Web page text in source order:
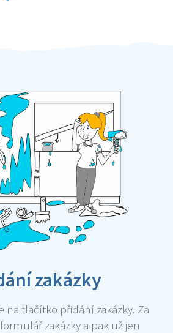
zakázky
tlačítko přidání zakázky. Za
zakázky a pak už jen